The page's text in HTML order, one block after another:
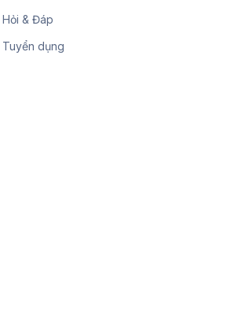
Hỏi & Đáp
Tuyển dụng